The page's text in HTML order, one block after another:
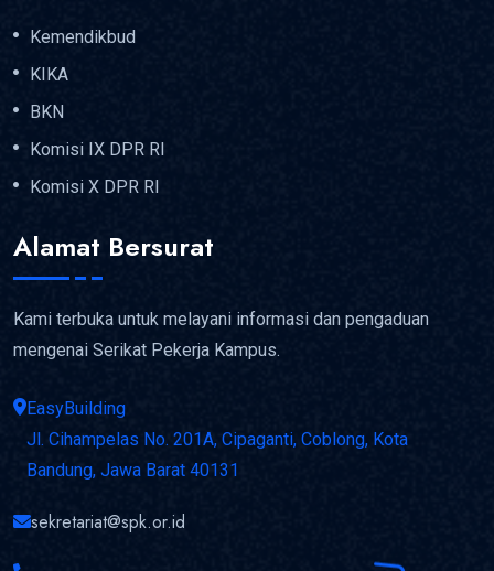
Kemendikbud
KIKA
BKN
Komisi IX DPR RI
Komisi X DPR RI
Alamat Bersurat
Kami terbuka untuk melayani informasi dan pengaduan
mengenai Serikat Pekerja Kampus.
EasyBuilding
Jl. Cihampelas No. 201A, Cipaganti, Coblong, Kota
Bandung, Jawa Barat 40131
sekretariat@spk.or.id